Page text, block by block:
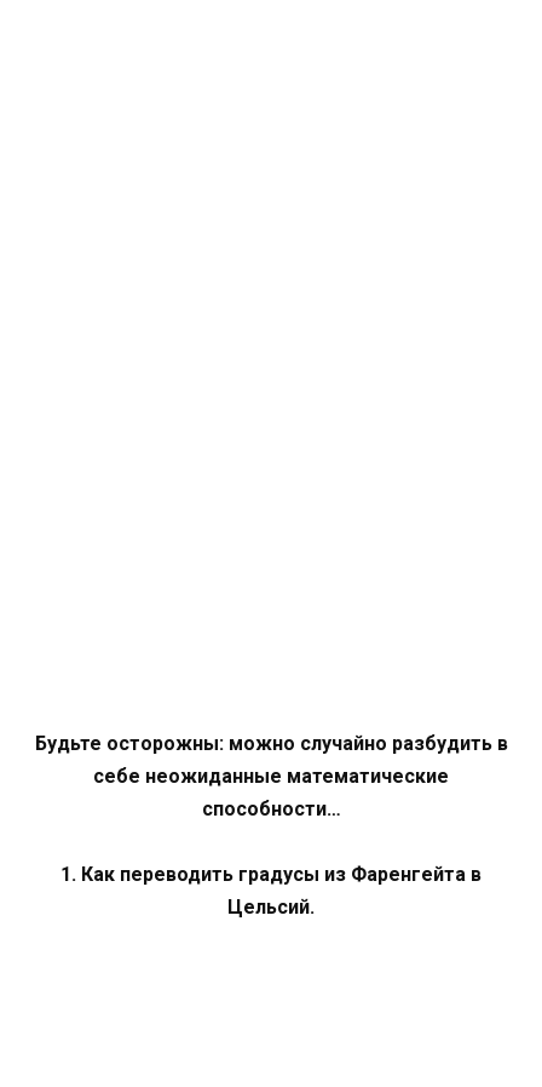
Будьте осторожны: можно случайно разбудить в
себе неожиданные математические
способности…
1. Как переводить градусы из Фаренгейта в
Цельсий.